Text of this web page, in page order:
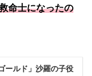
命士になったの
ールド」沙羅の子役